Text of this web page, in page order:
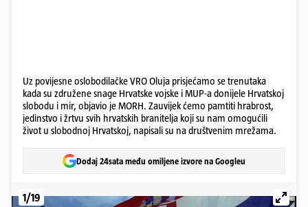
Uz povijesne oslobodilačke VRO Oluja prisjećamo se trenutaka
kada su združene snage Hrvatske vojske i MUP-a donijele Hrvatskoj
slobodu i mir, objavio je MORH. Zauvijek ćemo pamtiti hrabrost,
jedinstvo i žrtvu svih hrvatskih branitelja koji su nam omogućili
život u slobodnoj Hrvatskoj, napisali su na društvenim mrežama.
Dodaj 24sata među omiljene izvore na Googleu
1/19